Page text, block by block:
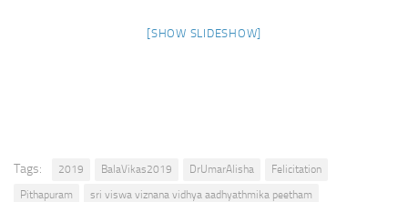
[SHOW SLIDESHOW]
Tags: 2019 BalaVikas2019 DrUmarAlisha
Felicitation
Pithapuram
sri viswa viznana vidhya aadhyathmika peetham